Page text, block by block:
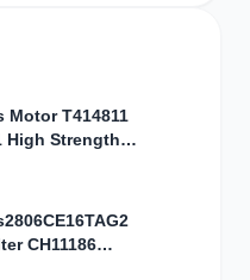
Motor T414811
High Strength
CH11186